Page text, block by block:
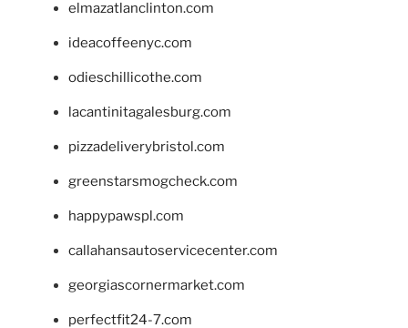
elmazatlanclinton.com
ideacoffeenyc.com
odieschillicothe.com
lacantinitagalesburg.com
pizzadeliverybristol.com
greenstarsmogcheck.com
happypawspl.com
callahansautoservicecenter.com
georgiascornermarket.com
perfectfit24-7.com